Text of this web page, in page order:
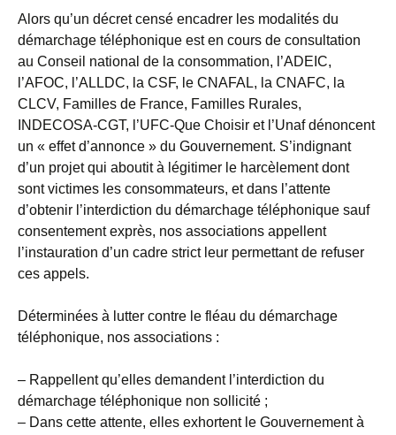
Alors qu’un décret censé encadrer les modalités du
démarchage téléphonique est en cours de consultation
au Conseil national de la consommation, l’ADEIC,
l’AFOC, l’ALLDC, la CSF, le CNAFAL, la CNAFC, la
CLCV, Familles de France, Familles Rurales,
INDECOSA-CGT, l’UFC-Que Choisir et l’Unaf dénoncent
un « effet d’annonce » du Gouvernement. S’indignant
d’un projet qui aboutit à légitimer le harcèlement dont
sont victimes les consommateurs, et dans l’attente
d’obtenir l’interdiction du démarchage téléphonique sauf
consentement exprès, nos associations appellent
l’instauration d’un cadre strict leur permettant de refuser
ces appels.
Déterminées à lutter contre le fléau du démarchage
téléphonique, nos associations :
– Rappellent qu’elles demandent l’interdiction du
démarchage téléphonique non sollicité ;
– Dans cette attente, elles exhortent le Gouvernement à